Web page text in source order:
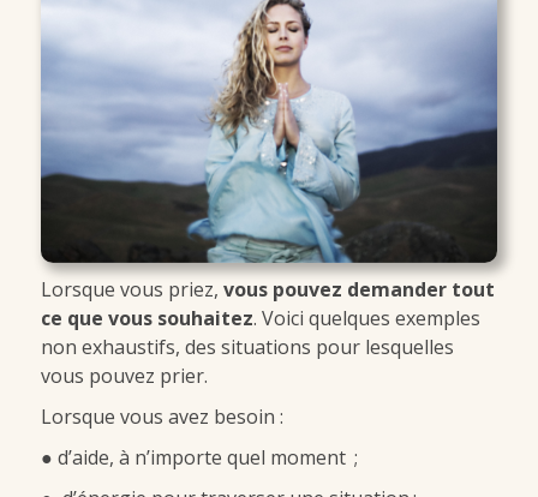
Lorsque vous priez, vous pouvez demander tout
ce que vous souhaitez. Voici quelques exemples
non exhaustifs, des situations pour lesquelles
vous pouvez prier.
Lorsque vous avez besoin :
● d’aide, à n’importe quel moment ;